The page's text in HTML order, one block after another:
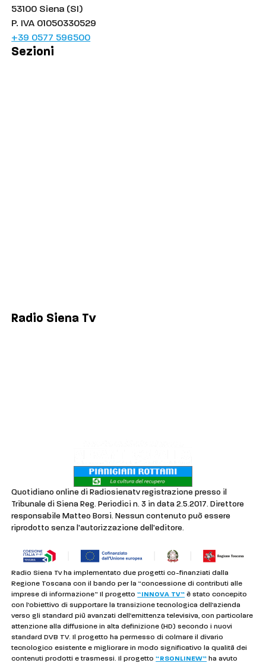
53100 Siena (SI)
P. IVA 01050330529
+39 0577 596500
Sezioni
Radio Siena Tv
Quotidiano online di Radiosienatv registrazione presso il
Tribunale di Siena Reg. Periodici n. 3 in data 2.5.2017. Direttore
responsabile Matteo Borsi. Nessun contenuto può essere
riprodotto senza l'autorizzazione dell'editore.
Radio Siena Tv ha implementato due progetti co-finanziati dalla
Regione Toscana con il bando per la “concessione di contributi alle
imprese di informazione” Il progetto“INNOVA TV” è stato concepito
con l’obiettivo di supportare la transizione tecnologica dell’azienda
verso gli standard più avanzati dell’emittenza televisiva, con particolare
attenzione alla diffusione in alta definizione (HD) secondo i nuovi
standard DVB TV. Il progetto ha permesso di colmare il divario
tecnologico esistente e migliorare in modo significativo la qualità dei
contenuti prodotti e trasmessi. Il progetto“RSONLINEW” ha avuto